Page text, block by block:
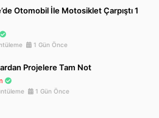
Otomobil İle Motosiklet Çarpıştı 1
1 Gün Önce
Projelere Tam Not
1 Gün Önce